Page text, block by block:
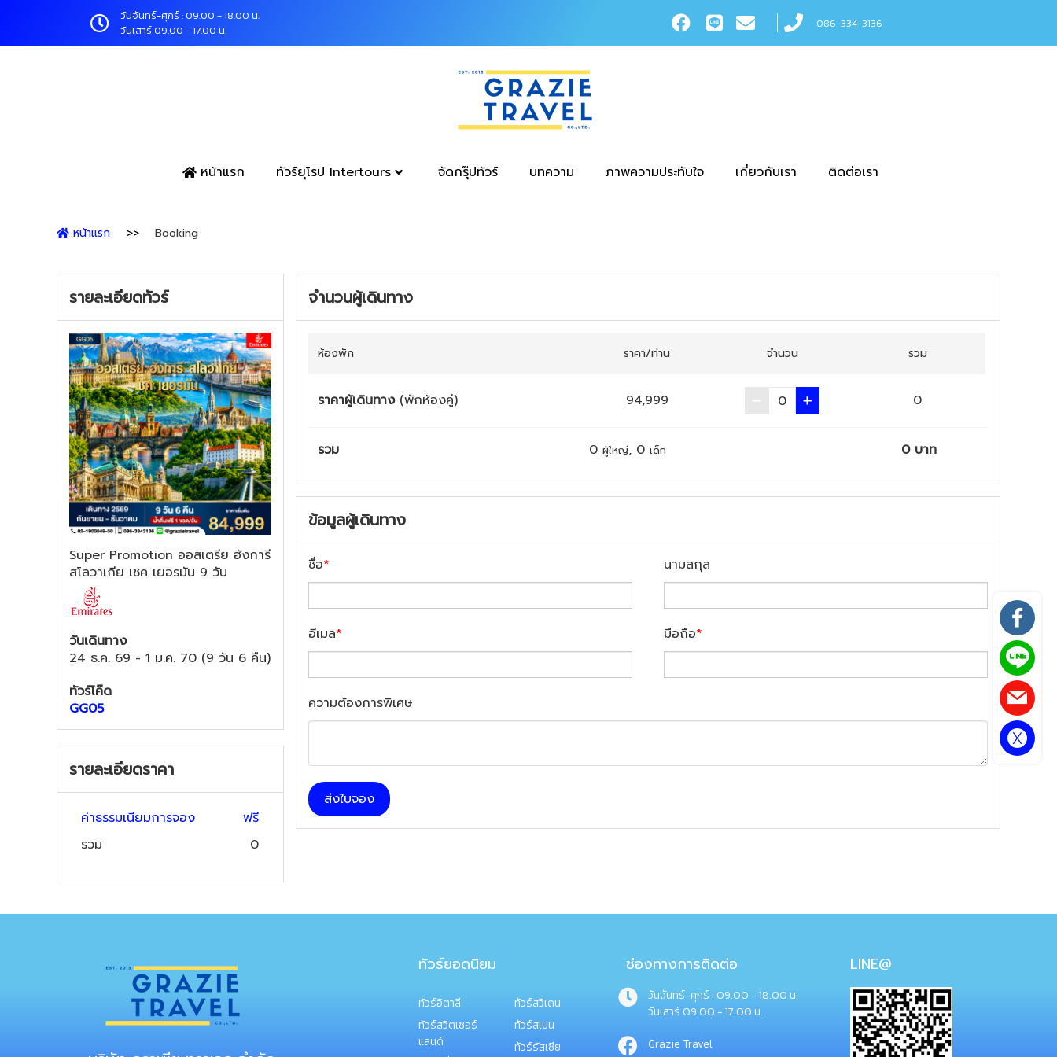
วันจันทร์-ศุกร์ : 09.00 - 18.00 น.
วันเสาร์ 09.00 - 17.00 น.
086-334-3136
หน้าแรก ทัวร์ยุโรป Intertours จัดกรุ๊ปทัวร์ บทความ ภาพความประทับใจ เกี่ยวกับเรา ติดต่อเรา
หน้าแรก Booking
รายละเอียดทัวร์
Super Promotion ออสเตรีย ฮังการี
สโลวาเกีย เชค เยอรมัน 9 วัน
วันเดินทาง
24 ธ.ค. 69 - 1 ม.ค. 70 (9 วัน 6 คืน)
ทัวร์โค๊ด
GG05
รายละเอียดราคา
ค่าธรรมเนียมการจอง
ฟรี
รวม
0
จำนวนผู้เดินทาง
ห้องพัก ราคา/ท่าน จำนวน รวม
ราคาผู้เดินทาง (พักห้องคู่) 94,999 0
รวม 0 ผู้ใหญ่, 0 เด็ก 0 บาท
ข้อมูลผู้เดินทาง
ชื่อ* นามสกุล
อีเมล* มือถือ*
ความต้องการพิเศษ
ส่งใบจอง
ทัวร์ยอดนิยม
ทัวร์อิตาลี
ทัวร์สวิตเซอร์
แลนด์
ทัวร์สวีเดน
ทัวร์สเปน
ทัวร์รัสเซีย
ช่องทางการติดต่อ
วันจันทร์-ศุกร์ : 09.00 - 18.00 น.
วันเสาร์ 09.00 - 17.00 น.
Grazie Travel
LINE@